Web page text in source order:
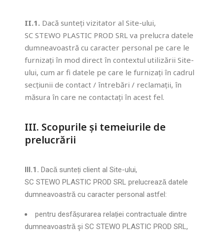
II.1. Dacă sunteți vizitator al Site-ului,
SC STEWO PLASTIC PROD SRL va prelucra datele
dumneavoastră cu caracter personal pe care le
furnizați în mod direct în contextul utilizării Site-
ului, cum ar fi datele pe care le furnizați în cadrul
secțiunii de contact / întrebări / reclamații, în
măsura în care ne contactați în acest fel.
III. Scopurile și temeiurile de
prelucrării
III.1. Dacă sunteți client al Site-ului,
SC STEWO PLASTIC PROD SRL prelucrează datele
dumneavoastră cu caracter personal astfel:
pentru desfășurarea relației contractuale dintre
dumneavoastră şi SC STEWO PLASTIC PROD SRL,
buna
funcționare
a site-ului.
Le folosim
pentru a
și structura
Experiență
Pentru a
putea folosi